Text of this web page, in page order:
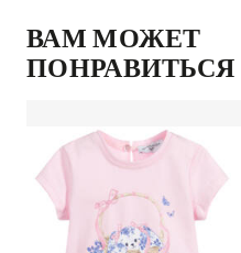
ВАМ МОЖЕТ
ПОНРАВИТЬСЯ